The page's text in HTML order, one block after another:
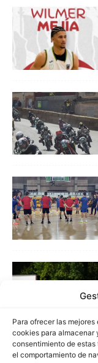
Para ofrecer las
cookies para almacenar
consentimiento de
el comportamiento de